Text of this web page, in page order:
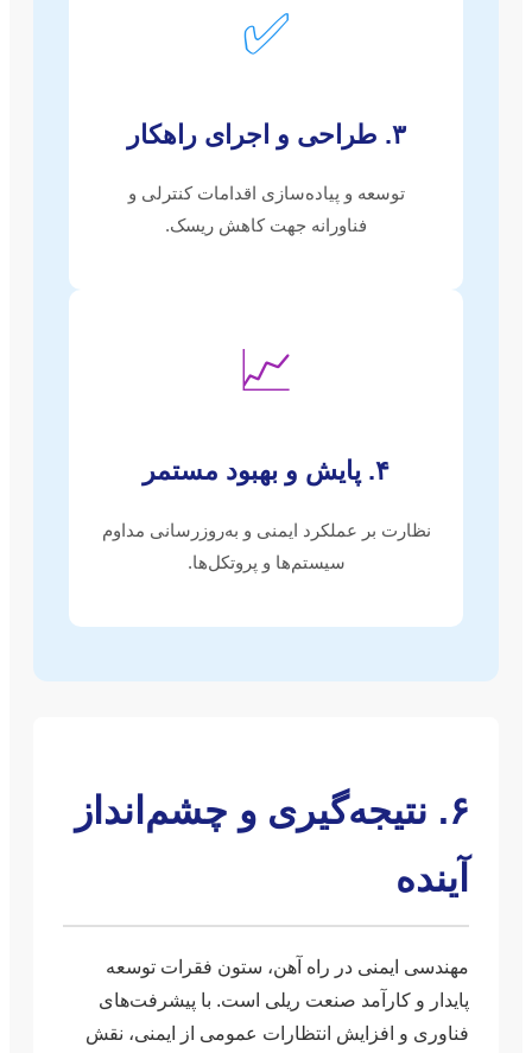
✅
۳. طراحی و اجرای راهکار
توسعه و پیاده‌سازی اقدامات کنترلی و
فناورانه جهت کاهش ریسک.
📈
۴. پایش و بهبود مستمر
نظارت بر عملکرد ایمنی و به‌روزرسانی مداوم
سیستم‌ها و پروتکل‌ها.
۶. نتیجه‌گیری و چشم‌انداز
آینده
مهندسی ایمنی در راه آهن، ستون فقرات توسعه
پایدار و کارآمد صنعت ریلی است. با پیشرفت‌های
فناوری و افزایش انتظارات عمومی از ایمنی، نقش